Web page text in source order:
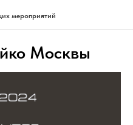
мероприятий
Москвы